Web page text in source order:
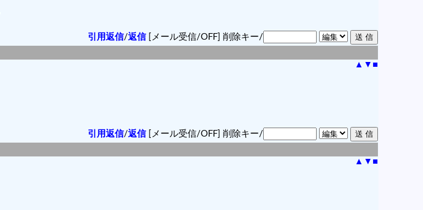
引用返信/返信[メール受信/OFF] 削除キー/
▲ ▼ ■
引用返信/返信[メール受信/OFF] 削除キー/
▲ ▼ ■